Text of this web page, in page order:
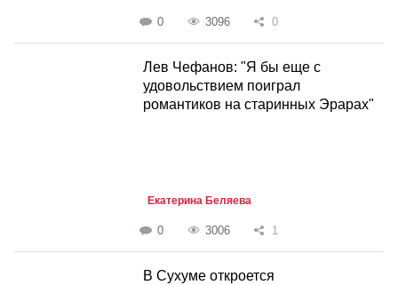
0 3096 0
Лев Чефанов: "Я бы еще с
удовольствием поиграл
романтиков на старинных Эрарах"
Екатерина Беляева
0 3006 1
В Сухуме откроется